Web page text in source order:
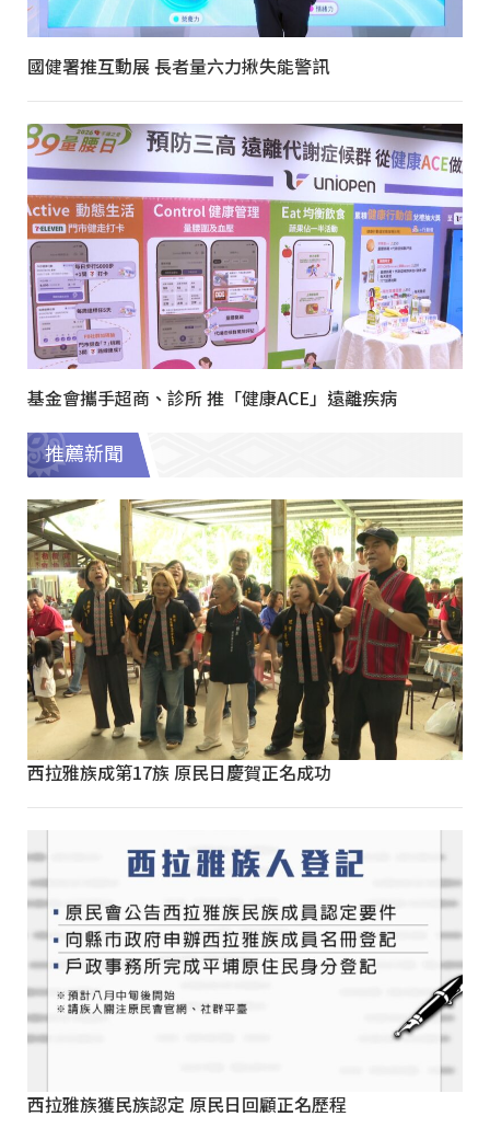
國健署推互動展 長者量六力揪失能警訊
基金會攜手超商、診所 推「健康ACE」遠離疾病
推薦新聞
西拉雅族成第17族 原民日慶賀正名成功
西拉雅族獲民族認定 原民日回顧正名歷程